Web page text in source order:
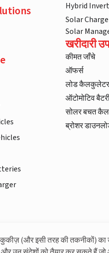
Hybrid
Solar
Solar
खरीदारी
कीमत जाँचे
ऑफर्स
लोड कैलकुलेटर
ऑटोमोटिव
सोलर बचत
ब्रोशर
लिवगार्ड के बारे में
(और इसी तरह की तकनीकों) का